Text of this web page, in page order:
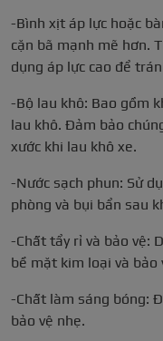
-Bình xịt áp lực hoặc
cặn bã mạnh mẽ hơn.
dụng áp lực cao để
-Bộ lau khô: Bao gồm
lau khô. Đảm bảo
xước khi lau khô xe.
-Nước sạch phun: Sử
phòng và bụi bẩn sau
-Chất tẩy rỉ và bảo vệ:
bề mặt kim loại và bảo
-Chất làm sáng bóng:
bảo vệ nhẹ.